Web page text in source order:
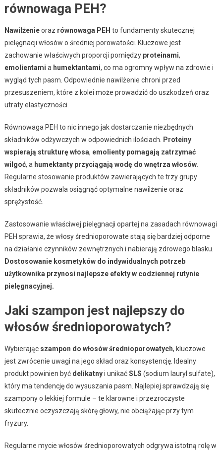
równowaga PEH?
Nawilżenieoraz równowaga PEH to fundamenty skutecznej
pielęgnacji włosów o średniej porowatości. Kluczowe jest
zachowanie właściwych proporcji pomiędzy proteinami,
emolientami a humektantami, co ma ogromny wpływ na zdrowie i
wygląd tych pasm. Odpowiednie nawilżenie chroni przed
przesuszeniem, które z kolei może prowadzić do uszkodzeń oraz
utraty elastyczności.
Równowaga PEH to nic innego jak dostarczanie niezbędnych
składników odżywczych w odpowiednich ilościach.
Proteiny
wspierają strukturę włosa, emolienty pomagają zatrzymać
wilgoć, a humektanty przyciągają wodę do wnętrza włosów.
Regularne stosowanie produktów zawierających te trzy grupy
składników pozwala osiągnąć optymalne nawilżenie oraz
sprężystość.
Zastosowanie właściwej pielęgnacji opartej na zasadach równowagi
PEH sprawia, że włosy średnioporowate stają się bardziej odporne
na działanie czynników zewnętrznych i nabierają zdrowego blasku.
Dostosowanie kosmetyków do indywidualnych potrzeb
użytkownika przynosi najlepsze efekty w codziennej rutynie
pielęgnacyjnej.
Jaki szampon jest najlepszy do
włosów średnioporowatych?
Wybierając szampon do włosów średnioporowatych, kluczowe
jest zwrócenie uwagi na jego skład oraz konsystencję. Idealny
produkt powinien być delikatnyi unikaćSLS (sodium lauryl sulfate),
który ma tendencję do wysuszania pasm. Najlepiej sprawdzają się
szampony o lekkiej formule – te klarowne i przezroczyste
skutecznie oczyszczają skórę głowy, nie obciążając przy tym
fryzury.
Regularne mycie włosów średnioporowatych odgrywa istotną rolę w